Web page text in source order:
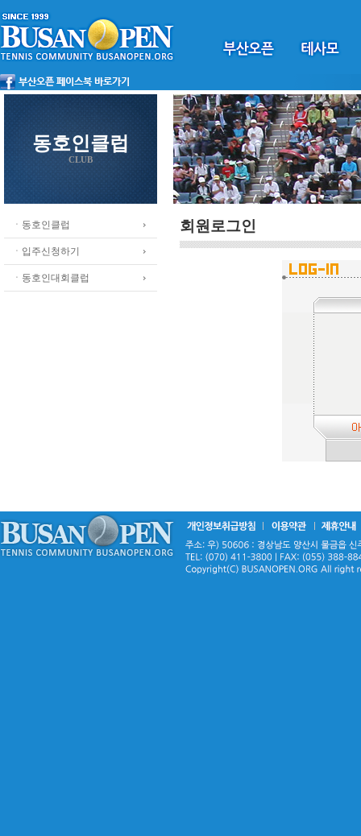
동호인클럽
CLUB
ㆍ동호인클럽
ㆍ입주신청하기
ㆍ동호인대회클럽
회원로그인